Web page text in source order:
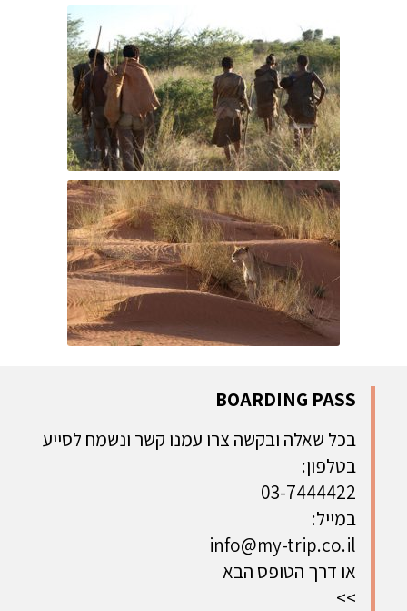
BOARDING PASS
בכל שאלה ובקשה צרו עמנו קשר ונשמח לסייע
בטלפון:
03-7444422
במייל:
info@my-trip.co.il
או דרך הטופס הבא
>>